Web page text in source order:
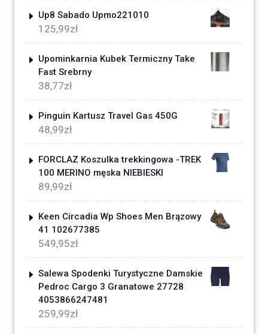
Up8 Sabado Upmo221010
125,99zł
Upominkarnia Kubek Termiczny Take
Fast Srebrny
38,77zł
Pinguin Kartusz Travel Gas 450G
48,99zł
FORCLAZ Koszulka trekkingowa -TREK
100 MERINO męska NIEBIESKI
89,99zł
Keen Circadia Wp Shoes Men Brązowy
41 102677385
549,95zł
Salewa Spodenki Turystyczne Damskie
Pedroc Cargo 3 Granatowe 27728
4053866247481
259,99zł